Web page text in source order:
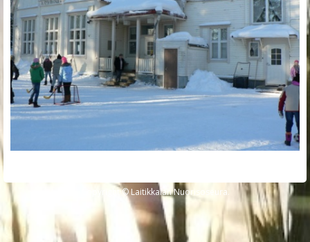
Copyright © Laitikkalan Nuorisoseura.